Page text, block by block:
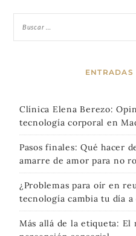
ENTRADAS
Clínica Elena Berezo:
tecnología corporal en
Pasos finales: Qué hacer
amarre de amor para no
¿Problemas para oír en
tecnología cambia tu día a
Más allá de la etiqueta: